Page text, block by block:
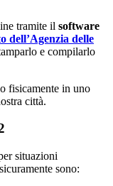
tramite il software
dell’Agenzia delle
e compilarlo
fisicamente in uno
città.
situazioni
sono: